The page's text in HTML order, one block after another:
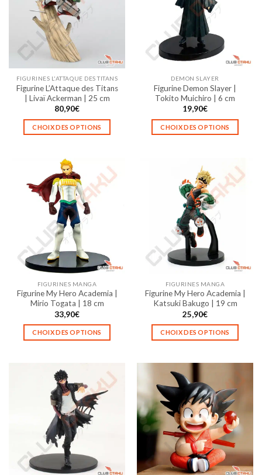
FIGURINES L'ATTAQUE DES TITANS
Figurine L’Attaque des Titans
| Livaï Ackerman | 25 cm
80,90€
CHOIX DES OPTIONS
a
plusieurs
variations.
Les
options
peuvent
être
choisies
sur
la
page
du
produit
DEMON SLAYER
Figurine Demon Slayer |
Tokito Muichiro | 6 cm
19,90€
CHOIX DES OPTIONS
plusieurs
variations.
Les
options
peuvent
être
choisies
sur
page
produit
FIGURINES MANGA
Figurine My Hero Academia |
Mirio Togata | 18 cm
33,90€
CHOIX DES OPTIONS
a
plusieurs
variations.
Les
options
peuvent
être
choisies
sur
FIGURINES MANGA
Figurine My Hero Academia |
Katsuki Bakugo | 19 cm
25,90€
CHOIX DES OPTIONS
plusieurs
variations.
Les
options
peuvent
être
choisies
sur